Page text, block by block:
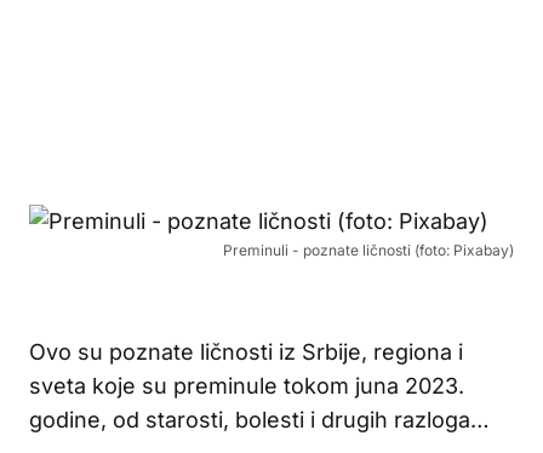
Preminuli - poznate ličnosti (foto: Pixabay)
Ovo su poznate ličnosti iz Srbije, regiona i
sveta koje su preminule tokom juna 2023.
godine, od starosti, bolesti i drugih razloga…